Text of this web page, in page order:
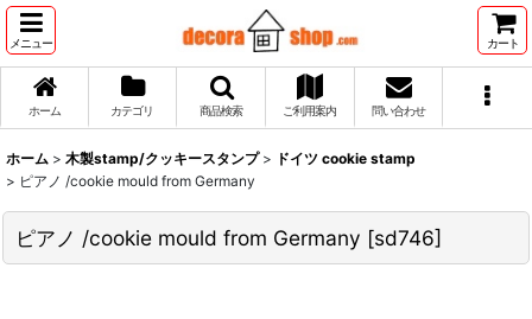
メニュー カート
ホーム カテゴリ 商品検索 ご利用案内 問い合わせ
ホーム > 木製stamp/クッキースタンプ > ドイツ cookie stamp
> ピアノ /cookie mould from Germany
ピアノ /cookie mould from Germany [sd746]